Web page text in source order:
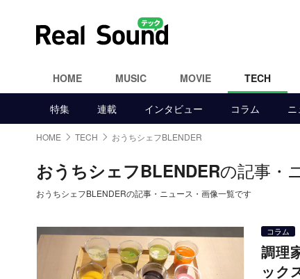
HOME MUSIC MOVIE TECH
特集 連載 インタビュー コラム ニ
HOME TECH おうちシェフBLENDER
おうちシェフBLENDERの記事・
おうちシェフBLENDERの記事・ニュース・画像一覧です
コラム
調理
ック